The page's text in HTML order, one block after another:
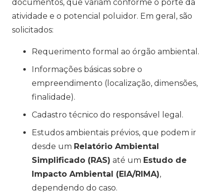
documentos, que variam conforme o porte da
atividade e o potencial poluidor. Em geral, são
solicitados:
Requerimento formal ao órgão ambiental.
Informações básicas sobre o
empreendimento (localização, dimensões,
finalidade).
Cadastro técnico do responsável legal.
Estudos ambientais prévios, que podem ir
desde um Relatório Ambiental
Simplificado (RAS) até um Estudo de
Impacto Ambiental (EIA/RIMA),
dependendo do caso.